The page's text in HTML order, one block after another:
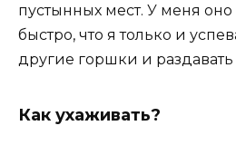
пустынных мест. У меня оно
быстро, что я только и
другие горшки и
Как ухаживать?